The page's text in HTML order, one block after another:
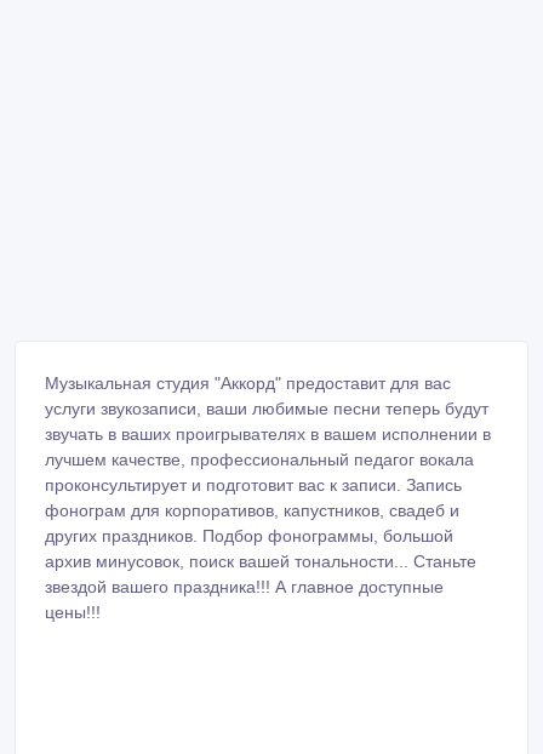
Музыкальная студия "Аккорд" предоставит для вас
услуги звукозаписи, ваши любимые песни теперь будут
звучать в ваших проигрывателях в вашем исполнении в
лучшем качестве, профессиональный педагог вокала
проконсультирует и подготовит вас к записи. Запись
фонограм для корпоративов, капустников, свадеб и
других праздников. Подбор фонограммы, большой
архив минусовок, поиск вашей тональности... Станьте
звездой вашего праздника!!! А главное доступные
цены!!!